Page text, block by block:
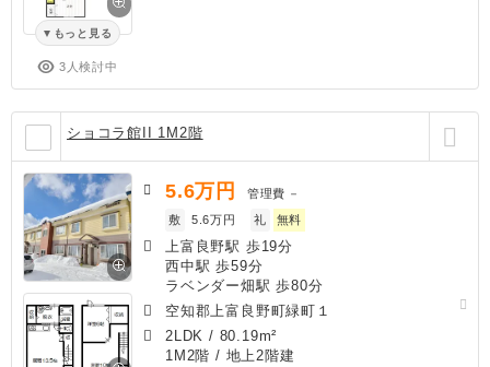
もっと見る
3人検討中
ショコラ館II 1M2階
5.6万円 管理費 －
敷
5.6万円 礼 無料
上富良野駅 歩19分
西中駅 歩59分
ラベンダー畑駅 歩80分
空知郡上富良野町緑町１
2LDK / 80.19m²
1M2階 / 地上2階建